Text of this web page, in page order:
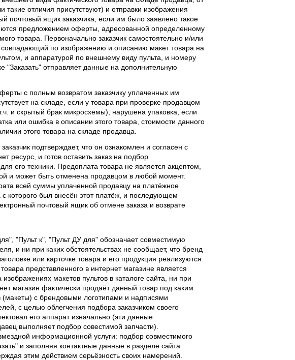
такие отличия присутствуют) и отправки изображения
почтовый ящик заказчика, если им было заявлено такое
предложением оферты, адресованной определенному
товара. Первоначально заказчик самостоятельно и/или
по изображению и описанию макет товара на
и аппаратурой по внешнему виду пульта, и номеру
"Заказать" отправляет данные на дополнительную
с полным возвратом заказчику уплаченных им
на складе, если у товара при проверке продавцом
и скрытый брак микросхемы), нарушена упаковка, если
или ошибка в описании этого товара, стоимости данного
этого товара на складе продавца.
подтверждает, что он ознакомлен и согласен с
ресурс, и готов оставить заказ на подбор
его техники. Предоплата товара не является акцептом,
и может быть отменена продавцом в любой момент.
всей суммы уплаченной продавцу на платёжное
с которого был внесён этот платёж, и последующем
почтовый ящик об отмене заказа и возврате
"Пульт к", "Пульт ДУ для" обозначает совместимую
и ни при каких обстоятельствах не сообщает, что бренд
или карточке товара и его продукция реализуются
представленного в интернет магазине является
макетов пультов в каталоге сайта, ни при
магазин фактически продаёт данный товар под каким
с брендовыми логотипами и надписями
с целью облегчения подбора заказчиком своего
его аппарат изначально (эти данные
выполняет подбор совестимой запчасти).
информационной услуги: подбор совместимого
и заполняя контактные данные в разделе сайта
этим действием серьёзность своих намерений.